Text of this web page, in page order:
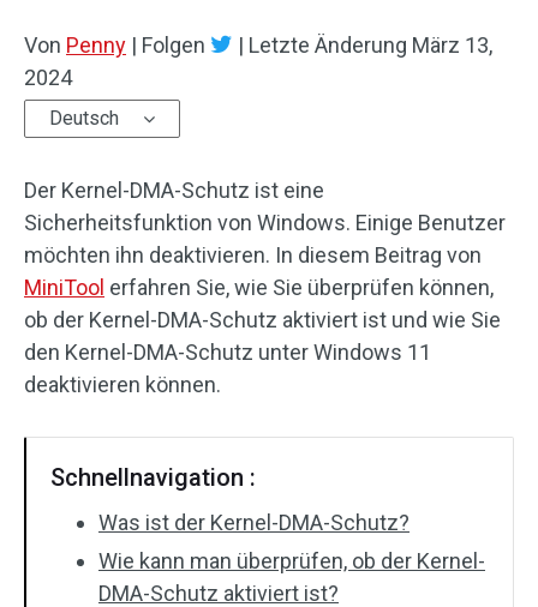
Von Penny | Folgen | Letzte Änderung März 13,
2024
Deutsch
Der Kernel-DMA-Schutz ist eine
Sicherheitsfunktion von Windows. Einige Benutzer
möchten ihn deaktivieren. In diesem Beitrag von
MiniTool erfahren Sie, wie Sie überprüfen können,
ob der Kernel-DMA-Schutz aktiviert ist und wie Sie
den Kernel-DMA-Schutz unter Windows 11
deaktivieren können.
Schnellnavigation :
Was ist der Kernel-DMA-Schutz?
Wie kann man überprüfen, ob der Kernel-
DMA-Schutz aktiviert ist?